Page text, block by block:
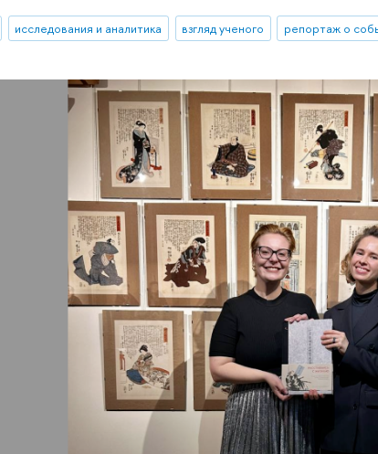
исследования и аналитика взгляд ученого репортаж о